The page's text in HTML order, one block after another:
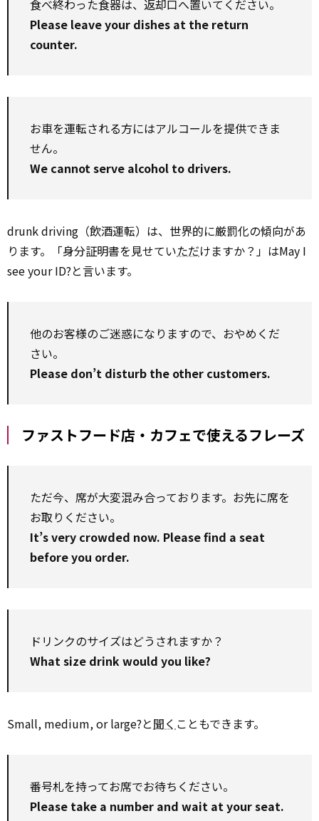
食べ終わった食器は、返却口へ置いてください。
Please leave your dishes at the return
counter.
お車を運転される方にはアルコールを提供できま
せん。
We cannot serve alcohol to drivers.
drunk driving（飲酒運転）は、世界的に厳罰化の傾向があ
ります。「身分証明書を見せていただけますか？」はMay I
see your ID?と言います。
他のお客様のご迷惑になりますので、おやめくだ
さい。
Please don’t disturb the other customers.
ファストフード店・カフェで使えるフレーズ
ただ今、席が大変混み合っております。お先に席を
お取りください。
It’s very crowded now. Please find a seat
before you order.
ドリンクのサイズはどうされますか？
What size drink would you like?
Small, medium, or large?と聞く こともできます。
番号札を持ってお席でお待ちください。
Please take a number and wait at your seat.